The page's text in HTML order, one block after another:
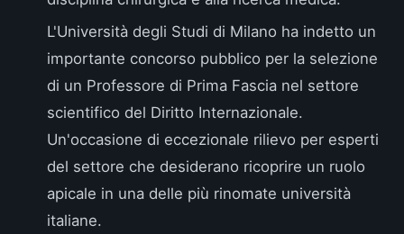
L'Università degli Studi di Milano ha indetto un
importante concorso pubblico per la selezione
di un Professore di Prima Fascia nel settore
scientifico del Diritto Internazionale.
Un'occasione di eccezionale rilievo per esperti
del settore che desiderano ricoprire un ruolo
apicale in una delle più rinomate università
italiane.